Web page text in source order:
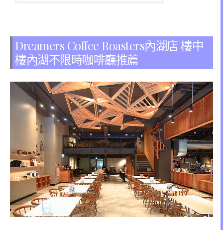
Dreamers Coffee Roasters內湖店 樓中
樓內湖不限時咖啡廳推薦